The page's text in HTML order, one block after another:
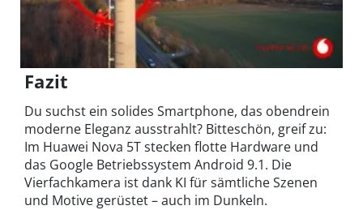
Fazit
Du suchst ein solides Smartphone, das obendrein
moderne Eleganz ausstrahlt? Bitteschön, greif zu:
Im Huawei Nova 5T stecken flotte Hardware und
das Google Betriebssystem Android 9.1. Die
Vierfachkamera ist dank KI für sämtliche Szenen
und Motive gerüstet – auch im Dunkeln.